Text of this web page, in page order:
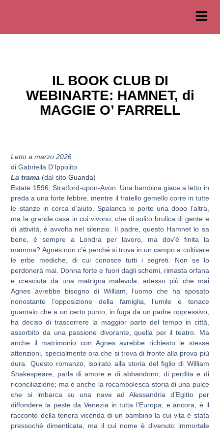
IL BOOK CLUB DI
WEBINARTE: HAMNET, di
MAGGIE O’ FARRELL
Letto a marzo 2026
di Gabriella D’Ippolito
La trama (dal sitoGuanda)
Estate 1596, Stratford-upon-Avon. Una bambina giace a letto in
preda a una forte febbre, mentre il fratello gemello corre in tutte
le stanze in cerca d’aiuto. Spalanca le porte una dopo l’altra,
ma la grande casa in cui vivono, che di solito brulica di gente e
di attività, è avvolta nel silenzio. Il padre, questo Hamnet lo sa
bene, è sempre a Londra per lavoro, ma dov’è finita la
mamma? Agnes non c’è perché si trova in un campo a coltivare
le erbe mediche, di cui conosce tutti i segreti. Non se lo
perdonerà mai. Donna forte e fuori dagli schemi, rimasta orfana
e cresciuta da una matrigna malevola, adesso più che mai
Agnes avrebbe bisogno di William, l’uomo che ha sposato
nonostante l’opposizione della famiglia, l’umile e tenace
guantaio che a un certo punto, in fuga da un padre oppressivo,
ha deciso di trascorrere la maggior parte del tempo in città,
assorbito da una passione divorante, quella per il teatro. Ma
anche il matrimonio con Agnes avrebbe richiesto le stesse
attenzioni, specialmente ora che si trova di fronte alla prova più
dura. Questo romanzo, ispirato alla storia del figlio di William
Shakespeare, parla di amore e di abbandono, di perdita e di
riconciliazione; ma è anche la rocambolesca storia di una pulce
che si imbarca su una nave ad Alessandria d’Egitto per
diffondere la peste da Venezia in tutta l’Europa; e ancora, è il
racconto della tenera vicenda di un bambino la cui vita è stata
pressoché dimenticata, ma il cui nome è divenuto immortale